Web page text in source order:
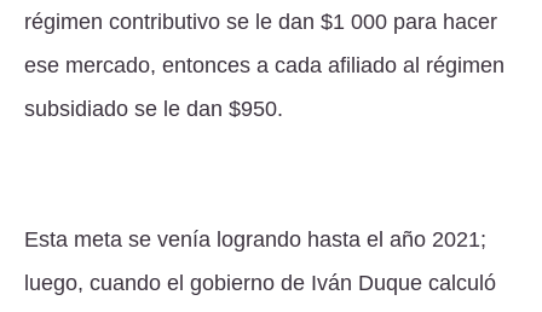
régimen contributivo se le dan $1 000 para hacer
ese mercado, entonces a cada afiliado al régimen
subsidiado se le dan $950.
Esta meta se venía logrando hasta el año 2021;
luego, cuando el gobierno de Iván Duque calculó